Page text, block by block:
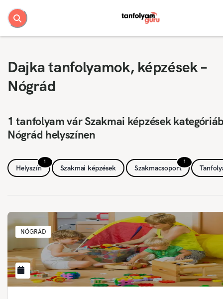
Dajka tanfolyamok, képzések –
Nógrád
1 tanfolyam vár Szakmai képzések
Nógrád helyszínen
1
Helyszín Szakmai képzések
1
Szakmacsoport
NÓGRÁD